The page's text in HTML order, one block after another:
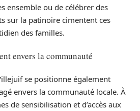
ensemble ou de célébrer des
sur la patinoire cimentent ces
des familles.
envers la communauté
se positionne également
envers la communauté locale. À
de sensibilisation et d’accès aux